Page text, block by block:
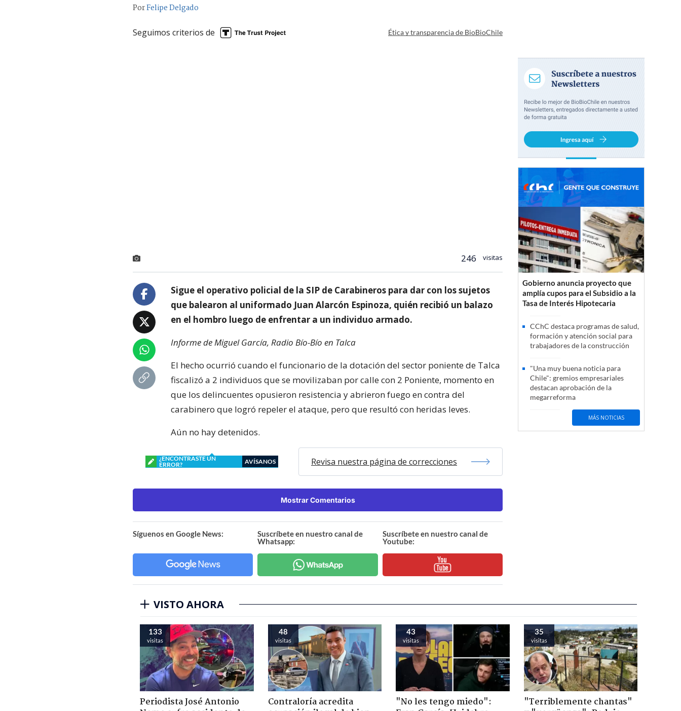
PorFelipe Delgado
Seguimos criterios de Ética y transparencia de BioBioChile
246 visitas
Sigue el operativo policial de la SIP de Carabineros para dar con los sujetos
que balearon al uniformado Juan Alarcón Espinoza, quién recibió un balazo
en el hombro luego de enfrentar a un individuo armado.
Informe de Miguel García, Radio Bío-Bío en Talca
El hecho ocurrió cuando el funcionario de la dotación del sector poniente de Talca
fiscalizó a 2 individuos que se movilizaban por calle con 2 Poniente, momento en
que los delincuentes opusieron resistencia y abrieron fuego en contra del
carabinero que logró repeler el ataque, pero que resultó con heridas leves.
Aún no hay detenidos.
¿ENCONTRASTE UN
ERROR?
AVÍSANOS Revisa nuestra página de correcciones
Mostrar Comentarios
Síguenos en Google News:
Suscríbete en nuestro canal de
Whatsapp:
Suscríbete en nuestro canal de
Youtube:
Gobierno anuncia proyecto que
amplía cupos para el Subsidio a la
Tasa de Interés Hipotecaria
CChC destaca programas de salud,
formación y atención social para
trabajadores de la construcción
"Una muy buena noticia para
Chile": gremios empresariales
destacan aprobación de la
megarreforma
MÁS NOTICIAS
VISTO AHORA
133
visitas
Periodista José Antonio
48
visitas
Contraloría acredita
43
visitas
"No les tengo miedo":
35
visitas
"Terriblemente chantas"